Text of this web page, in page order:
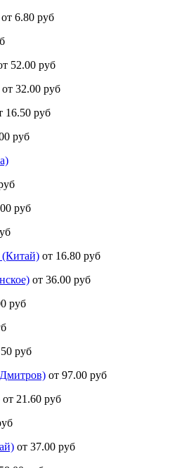
от 6.80 руб
52.00 руб
от 32.00 руб
16.50 руб
руб
руб
от 16.80 руб
от 36.00 руб
руб
руб
от 97.00 руб
от 21.60 руб
от 37.00 руб